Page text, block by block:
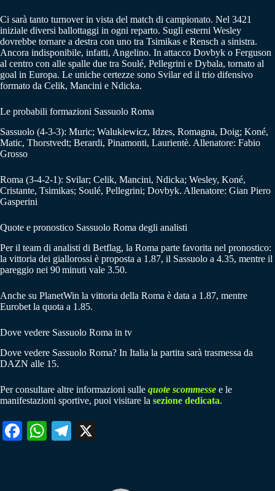
Ci sarà tanto turnover in vista del match di campionato. Nel 3421
iniziale diversi ballottaggi in ogni reparto. Sugli esterni Wesley
dovrebbe tornare a destra con uno tra Tsimikas e Rensch a sinistra.
Ancora indisponibile, infatti, Angelino. In attacco Dovbyk o Ferguson
al centro con alle spalle due tra Soulé, Pellegrini e Dybala, tornato al
goal in Europa. Le uniche certezze sono Svilar ed il trio difensivo
formato da Celik, Mancini e Ndicka.
Le probabili formazioni Sassuolo Roma
Sassuolo (4-3-3): Muric; Walukiewicz, Idzes, Romagna, Doig; Koné,
Matic, Thorstvedt; Berardi, Pinamonti, Laurientè. Allenatore: Fabio
Grosso
Roma (3-4-2-1): Svilar; Celik, Mancini, Ndicka; Wesley, Koné,
Cristante, Tsimikas; Soulé, Pellegrini; Dovbyk. Allenatore: Gian Piero
Gasperini
Quote e pronostico Sassuolo Roma degli analisti
Per il team di analisti di Betflag, la Roma parte favorita nel pronostico:
la vittoria dei giallorossi è proposta a 1.87, il Sassuolo a 4.35, mentre il
pareggio nei 90 minuti vale 3.50.
Anche su PlanetWin la vittoria della Roma è data a 1.87, mentre
Eurobet la quota a 1.85.
Dove vedere Sassuolo Roma in tv
Dove vedere Sassuolo Roma? In Italia la partita sarà trasmessa da
DAZN alle 15.
Per consultare altre informazioni sulle quote scommesse e le
manifestazioni sportive, puoi visitare la sezione dedicata.
Fa W
Te